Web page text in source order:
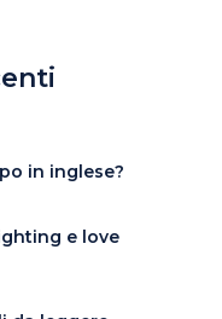
in inglese?
e love